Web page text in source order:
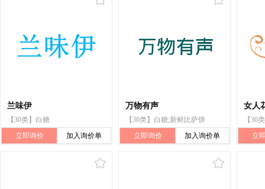
兰味伊
【30类】白糖
立即询价
加入询价单
万物有声
【30类】白糖;新鲜比萨饼
立即询价
加入询价单
女人
【30
立